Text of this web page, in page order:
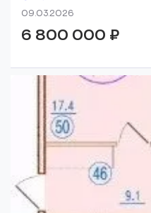
09.03.2026
6 800 000 ₽